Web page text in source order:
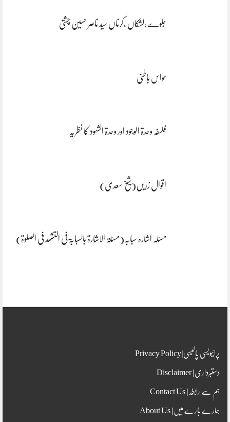
جلوے ،لشکاں ،کرناں سید ناصر حسین چشتی
حواس باطنی
فلسفہ وحدۃ الوجود اور وحدۃ الشہود کا نظریہ
اقوال زریں(شیخ سعدی)
مسئلہ اشارہ سبابہ(مسئلۃ الاشارۃ بالسبابۃ فی التشھد فی الصلوۃ)
پرائیویسی پالیسی|Privacy Policy
دستبرداری| Disclaimer
ہم سے رابطہ| Contact Us
ہمارے بارے میں| About Us